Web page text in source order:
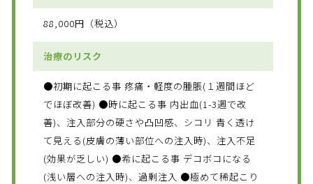
88,000円（税込）
治療のリスク
●初期に起こる事 疼痛・軽度の腫脹(１週間ほど
でほぼ改善) ●時に起こる事 内出血(1-3週で改
善)、注入部分の硬さや凸凹感、シコリ 青く透け
て見える(皮膚の薄い部位への注入時)、注入不足
(効果が乏しい) ●希に起こる事 デコボコになる
(浅い層への注入時)、過剰注入 ●極めて稀起こり